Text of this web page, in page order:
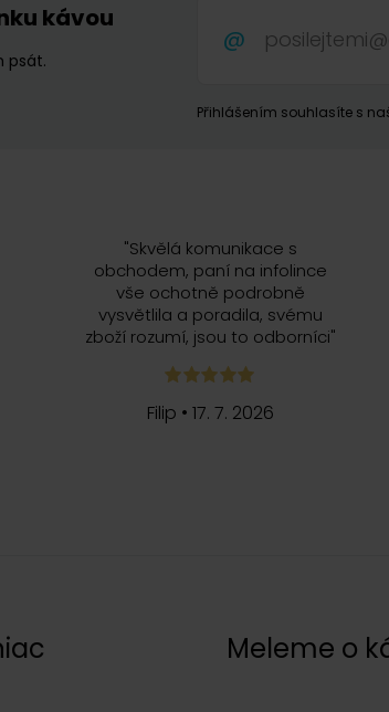
kávou
psát.
Přihlášením souhlasíte s
"Skvělá komunikace s
obchodem, paní na infolince
vše ochotně podrobně
vysvětlila a poradila, svému
zboží rozumí, jsou to odborníci"
Filip • 17. 7. 2026
Meleme o